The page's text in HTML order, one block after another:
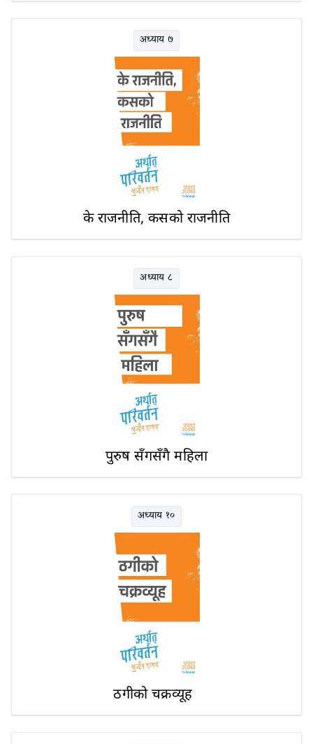
अध्याय ७
के राजनीति, कसको राजनीति
अध्याय ८
पुरुष सँगसँगै महिला
अध्याय १०
ठगीको चक्रव्यूह